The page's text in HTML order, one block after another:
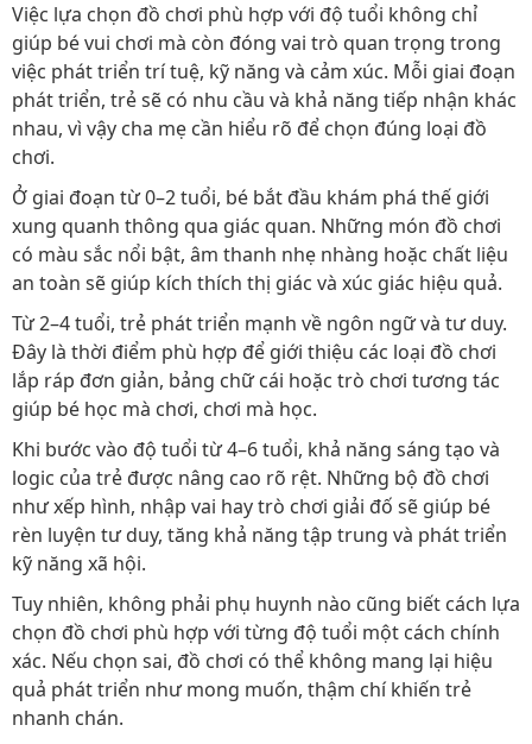
Việc lựa chọn đồ chơi phù hợp với độ tuổi không chỉ
giúp bé vui chơi mà còn đóng vai trò quan trọng trong
việc phát triển trí tuệ, kỹ năng và cảm xúc. Mỗi giai đoạn
phát triển, trẻ sẽ có nhu cầu và khả năng tiếp nhận khác
nhau, vì vậy cha mẹ cần hiểu rõ để chọn đúng loại đồ
chơi.
Ở giai đoạn từ 0–2 tuổi, bé bắt đầu khám phá thế giới
xung quanh thông qua giác quan. Những món đồ chơi
có màu sắc nổi bật, âm thanh nhẹ nhàng hoặc chất liệu
an toàn sẽ giúp kích thích thị giác và xúc giác hiệu quả.
Từ 2–4 tuổi, trẻ phát triển mạnh về ngôn ngữ và tư duy.
Đây là thời điểm phù hợp để giới thiệu các loại đồ chơi
lắp ráp đơn giản, bảng chữ cái hoặc trò chơi tương tác
giúp bé học mà chơi, chơi mà học.
Khi bước vào độ tuổi từ 4–6 tuổi, khả năng sáng tạo và
logic của trẻ được nâng cao rõ rệt. Những bộ đồ chơi
như xếp hình, nhập vai hay trò chơi giải đố sẽ giúp bé
rèn luyện tư duy, tăng khả năng tập trung và phát triển
kỹ năng xã hội.
Tuy nhiên, không phải phụ huynh nào cũng biết cách lựa
chọn đồ chơi phù hợp với từng độ tuổi một cách chính
xác. Nếu chọn sai, đồ chơi có thể không mang lại hiệu
quả phát triển như mong muốn, thậm chí khiến trẻ
nhanh chán.